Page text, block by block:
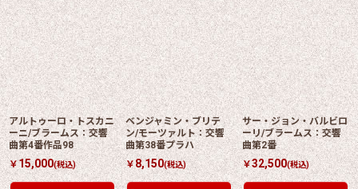
アルトゥーロ・トスカニ
ーニ/ブラームス：交響
曲第4番作品98
￥15,000(税込)
ベンジャミン・ブリテ
ン/モーツァルト：交響
曲第38番プラハ
￥8,150(税込)
サー・ジョン・バルビロ
ーリ/ブラームス：交響
曲第2番
￥32,500(税込)